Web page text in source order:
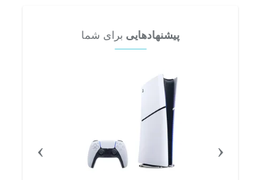
پیشنهادهایی برای شما
‹
›